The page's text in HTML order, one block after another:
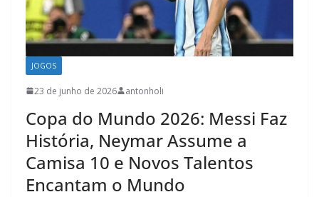
JOGOS
23 de junho de 2026 antonholi
Copa do Mundo 2026: Messi Faz
História, Neymar Assume a
Camisa 10 e Novos Talentos
Encantam o Mundo